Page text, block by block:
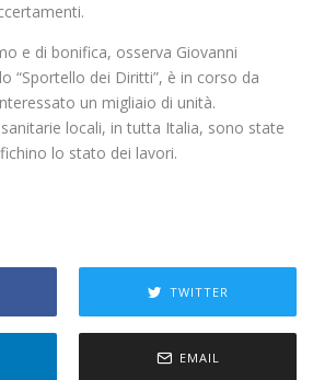
e di bonifica, osserva Giovanni
“Sportello dei Diritti”, è in corso da
un migliaio di unità.
locali, in tutta Italia, sono state
lo stato dei lavori.
TWITTER
EMAIL